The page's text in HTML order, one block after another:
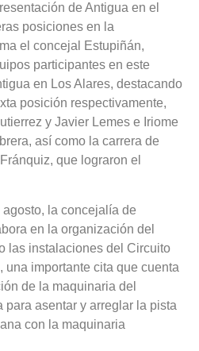
de Antigua en el
posiciones en la
el concejal Estupiñán,
participantes en este
en Los Alares, destacando
posición respectivamente,
y Javier Lemes e Iriome
así como la carrera de
que lograron el
la concejalía de
en la organización del
las instalaciones del Circuito
una importante cita que cuenta
de la maquinaria del
para asentar y arreglar la pista
con la maquinaria